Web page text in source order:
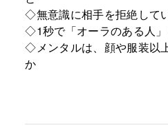
◇無意識に相手を拒絶して
◇1秒で「オーラのある人
◇メンタルは、顔や服装以
か